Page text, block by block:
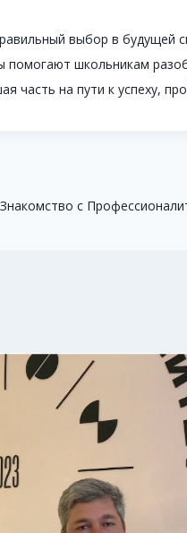
выбор в будущей
помогают школьникам
часть на пути к успеху,
с